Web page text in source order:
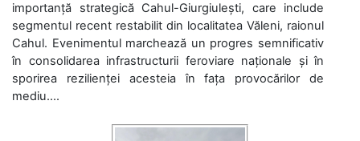
importanță strategică Cahul-Giurgiulești, care include
segmentul recent restabilit din localitatea Văleni, raionul
Cahul. Evenimentul marchează un progres semnificativ
în consolidarea infrastructurii feroviare naționale și în
sporirea rezilienței acesteia în fața provocărilor de
mediu....